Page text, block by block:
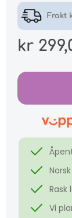
Frakt
kr
Rask
Vi